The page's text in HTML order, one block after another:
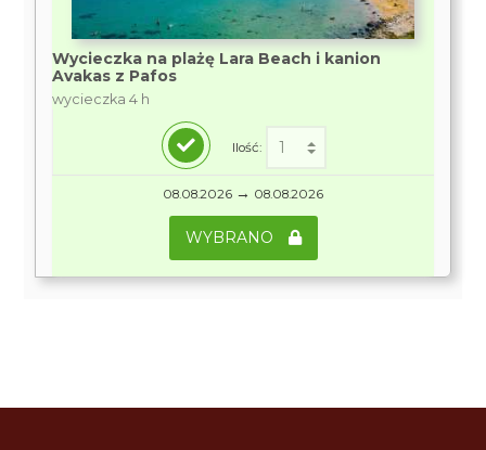
Wycieczka na plażę Lara Beach i kanion
Avakas z Pafos
wycieczka 4 h
Ilość:
08.08.2026 → 08.08.2026
WYBRANO